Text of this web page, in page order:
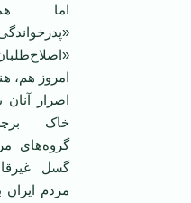
اما
امروز هم،
اصرار آنان
خاک
گروه‌های
گسل
مردم ایران